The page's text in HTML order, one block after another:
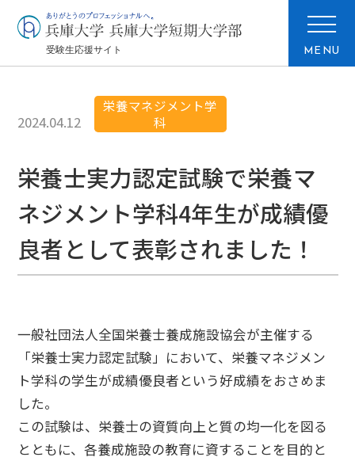
MENU
2024.04.12
栄養マネジメント学
科
栄養士実力認定試験で栄養マ
ネジメント学科4年生が成績優
良者として表彰されました！
一般社団法人全国栄養士養成施設協会が主催する
「栄養士実力認定試験」において、栄養マネジメン
ト学科の学生が成績優良者という好成績をおさめま
した。
この試験は、栄養士の資質向上と質の均一化を図る
とともに、各養成施設の教育に資することを目的と